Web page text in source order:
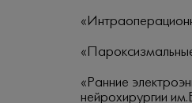
«Ранние
нейрохирургии